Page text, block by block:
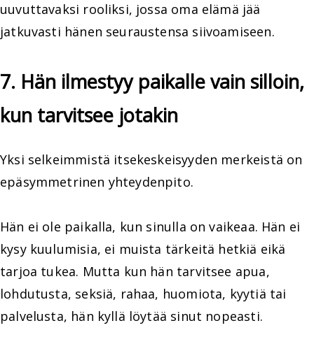
uuvuttavaksi rooliksi, jossa oma elämä jää
jatkuvasti hänen seuraustensa siivoamiseen.
7. Hän ilmestyy paikalle vain silloin,
kun tarvitsee jotakin
Yksi selkeimmistä itsekeskeisyyden merkeistä on
epäsymmetrinen yhteydenpito.
Hän ei ole paikalla, kun sinulla on vaikeaa. Hän ei
kysy kuulumisia, ei muista tärkeitä hetkiä eikä
tarjoa tukea. Mutta kun hän tarvitsee apua,
lohdutusta, seksiä, rahaa, huomiota, kyytiä tai
palvelusta, hän kyllä löytää sinut nopeasti.